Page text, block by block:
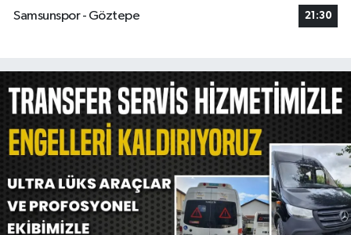
Samsunspor - Göztepe
21:30